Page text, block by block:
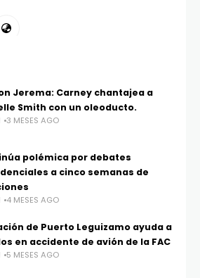
Jerema: Carney chantajea a
Smith con un oleoducto.
3 MESES AGO
polémica por debates
a cinco semanas de
4 MESES AGO
de Puerto Leguizamo ayuda a
en accidente de avión de la FAC
5 MESES AGO